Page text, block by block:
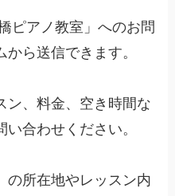
ピアノ教室」へのお問
ら送信できます。
ン、料金、空き時間な
合わせください。
の所在地やレッスン内